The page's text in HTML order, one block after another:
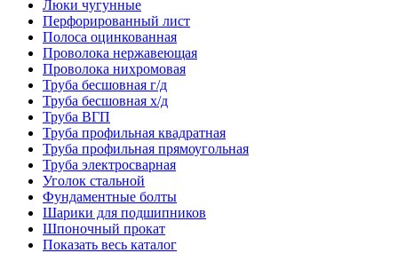
Люки чугунные
Перфорированный лист
Полоса оцинкованная
Проволока нержавеющая
Проволока нихромовая
Труба бесшовная г/д
Труба бесшовная х/д
Труба ВГП
Труба профильная квадратная
Труба профильная прямоугольная
Труба электросварная
Уголок стальной
Фундаментные болты
Шарики для подшипников
Шпоночный прокат
Показать весь каталог